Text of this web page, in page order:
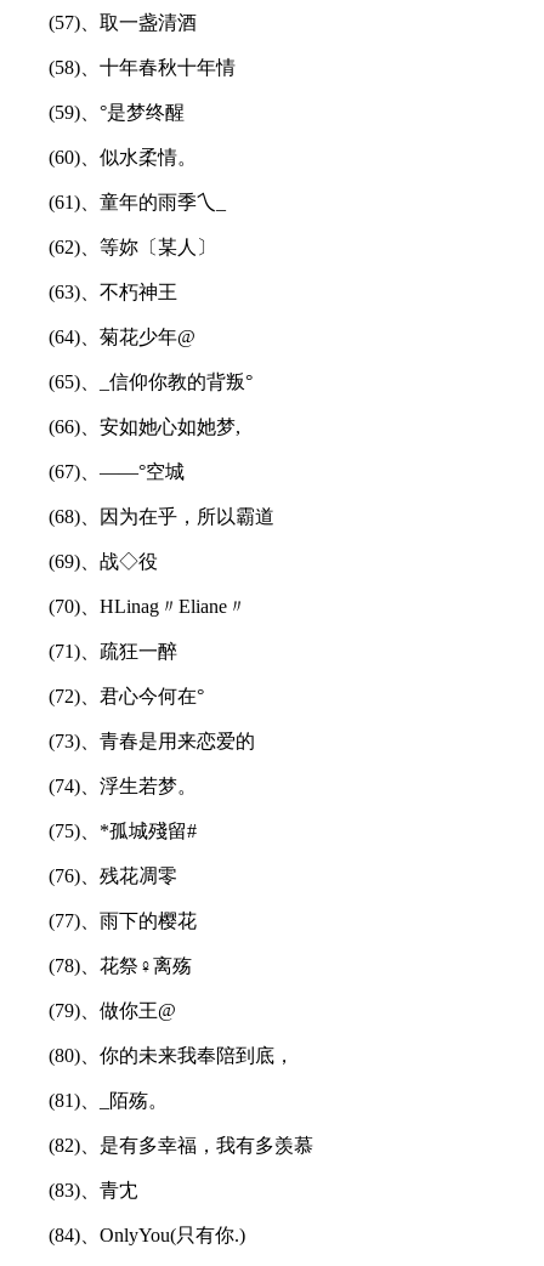
(57)、取一盏清酒
(58)、十年春秋十年情
(59)、°是梦终醒
(60)、似水柔情。
(61)、童年的雨季乀_
(62)、等妳〔某人〕
(63)、不朽神王
(64)、菊花少年@
(65)、_信仰你教的背叛°
(66)、安如她心如她梦,
(67)、——°空城
(68)、因为在乎，所以霸道
(69)、战◇役
(70)、HLinag〃Eliane〃
(71)、疏狂一醉
(72)、君心今何在°
(73)、青春是用来恋爱的
(74)、浮生若梦。
(75)、*孤城殘留#
(76)、残花凋零
(77)、雨下的樱花
(78)、花祭♀离殇
(79)、做你王@
(80)、你的未来我奉陪到底，
(81)、_陌殇。
(82)、是有多幸福，我有多羡慕
(83)、青冘
(84)、OnlyYou(只有你.)